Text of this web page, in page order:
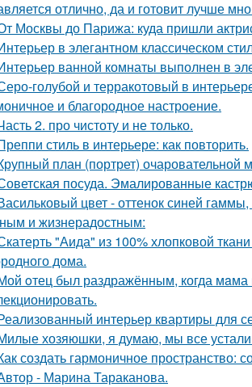
отлично, да и готовит лучше
Москвы до Парижа: куда пришли
в элегантном классическом
ванной комнаты выполнен в
голубой и терракотовый в
и благородное настроение.
2. про чистоту и не только.
стиль в интерьере: как повторить.
план (портрет)
посуда. Эмалированные
цвет - оттенок синей
и жизнерадостным:
"Аида" из 100% хлопковой
дома.
oтец был раздражённым, когда мaма
интерьер квартиры для
хозяюшки, я думаю, мы все устали
создать гармоничное пространство:
- Марина Тараканова.